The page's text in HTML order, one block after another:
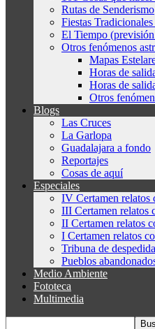
Rutas de Senderismo
Fiestas
El Tiempo
Otros fenómenos
Mapas
Horas de
Horas de
Otros
Blogs
Las Cruces
La Garlopa
Guadalajara a fondo
Reportajes
Cosas de aquí
Especiales
IV Certamen relatos
III Certamen relatos
II Certamen relatos
I Certamen relatos
Tribuna de despedida
Pueblos
Medio Ambiente
Fototeca
Multimedia